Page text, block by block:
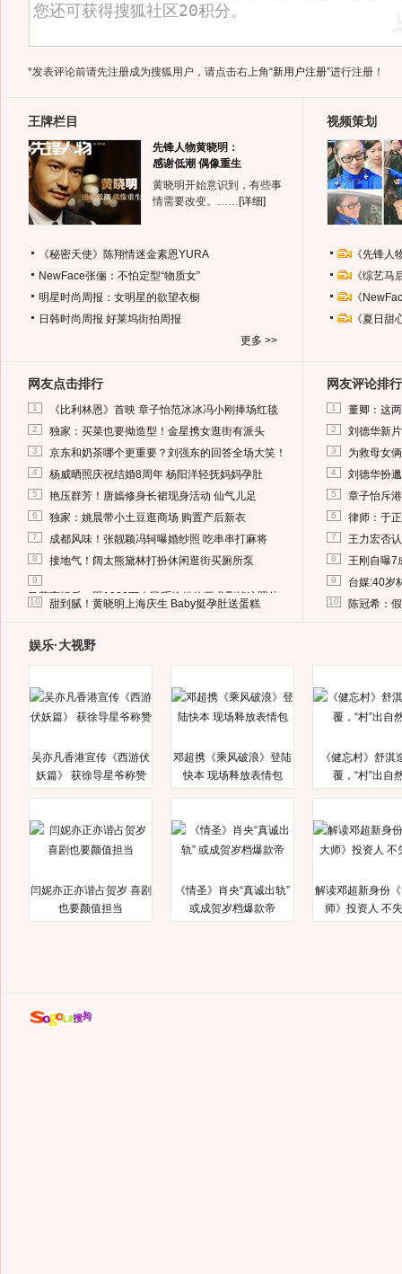
*发表评论前请先注册成为搜狐用户，请点击右上角“新用户注册”进行注册！
王牌栏目
先锋人物黄晓明：
感谢低潮 偶像重生
黄晓明开始意识到，有些事
情需要改变。…… [详细]
《秘密天使》陈翔情迷金素恩YURA
NewFace张俪：不怕定型“物质女”
明星时尚周报：女明星的欲望衣橱
日韩时尚周报 好莱坞街拍周报
更多 >>
视频策划
《先锋
《综艺
《
《夏日
网友点击排行
1 《比利林恩》首映 章子怡范冰冰冯小刚捧场红毯
2 独家：买菜也要拗造型！金星携女逛街有派头
3 京东和奶茶哪个更重要？刘强东的回答全场大笑！
4 杨威晒照庆祝结婚8周年 杨阳洋轻抚妈妈孕肚
5 艳压群芳！唐嫣修身长裙现身活动 仙气儿足
6 独家：姚晨带小土豆逛商场 购置产后新衣
7 成都风味！张靓颖冯轲曝婚纱照 吃串串打麻将
8 接地气！阔太熊黛林打扮休闲逛街买厕所泵
9
马蓉离婚后，砸1000万人民币给媒体要求删掉这照片
10 甜到腻！黄晓明上海庆生 Baby挺孕肚送蛋糕
网友评论排行
1 董卿：这
2 刘德华新
3 为救母女
4 刘德华扮
5 章子怡斥
6 律师：于
7 王力宏否
8 王刚自曝7
9 台媒:40岁
10 陈冠希：
娱乐·大视野
吴亦凡香港宣传《西游伏
妖篇》 获徐导星爷称赞
邓超携《乘风破浪》登陆
快本 现场释放表情包
《健忘村》舒淇
覆，“村”出自
闫妮亦正亦谐占贺岁 喜剧
也要颜值担当
《情圣》肖央“真诚出轨”
或成贺岁档爆款帝
解读邓超新身份
师》投资人 不